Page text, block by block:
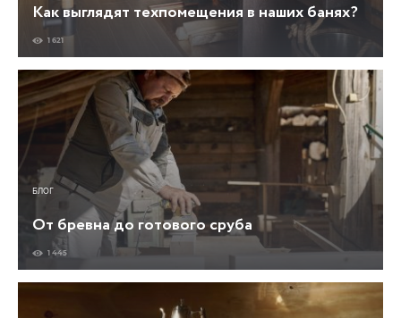
Как выглядят техпомещения в наших банях?
1 621
БЛОГ
От бревна до готового сруба
1 445